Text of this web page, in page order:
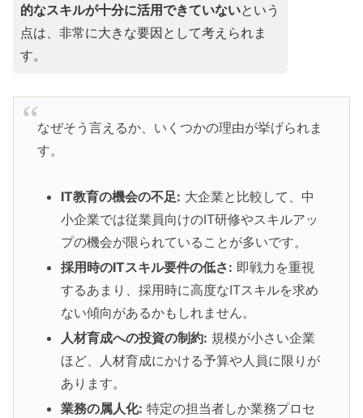
的なスキルが十分に活用できていないという
点は、非常に大きな要因として考えられま
す。
なぜそう言えるか、いくつかの理由が挙げられま
す。
IT教育の機会の不足: 大企業と比較して、中
小企業では従業員向けのIT研修やスキルアッ
プの機会が限られていることが多いです。
採用時のITスキル要件の低さ: 即戦力を重視
するあまり、採用時に高度なITスキルを求め
ない傾向があるかもしれません。
人材育成への投資の制約: 規模が小さい企業
ほど、人材育成にかける予算や人員に限りが
あります。
業務の属人化: 特定の担当者しか業務プロセ